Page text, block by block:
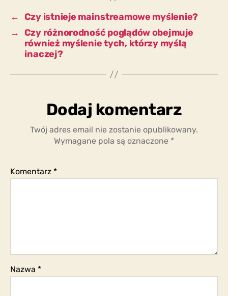
zakazane?
← Czy istnieje mainstreamowe myślenie?
→ Czy różnorodność poglądów obejmuje
również myślenie tych, którzy myślą
inaczej?
Dodaj komentarz
Twój adres email nie zostanie opublikowany.
Wymagane pola są oznaczone *
Komentarz *
Nazwa *